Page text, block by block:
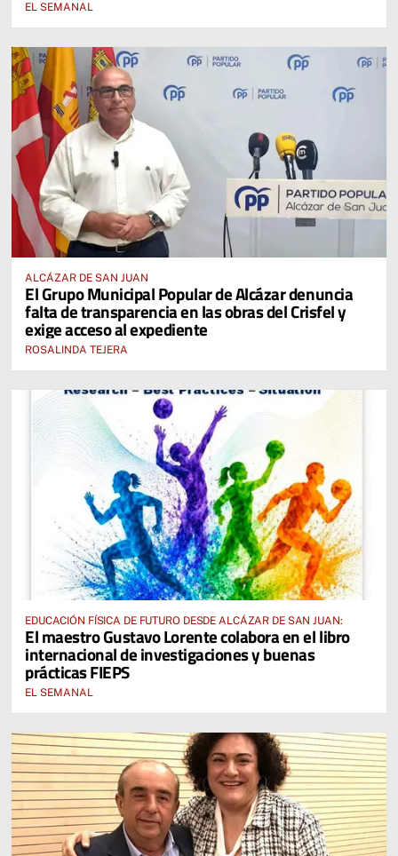
EL SEMANAL
ALCÁZAR DE SAN JUAN
El Grupo Municipal Popular de Alcázar denuncia
falta de transparencia en las obras del Crisfel y
exige acceso al expediente
ROSALINDA TEJERA
EDUCACIÓN FÍSICA DE FUTURO DESDE ALCÁZAR DE SAN JUAN:
El maestro Gustavo Lorente colabora en el libro
internacional de investigaciones y buenas
prácticas FIEPS
EL SEMANAL